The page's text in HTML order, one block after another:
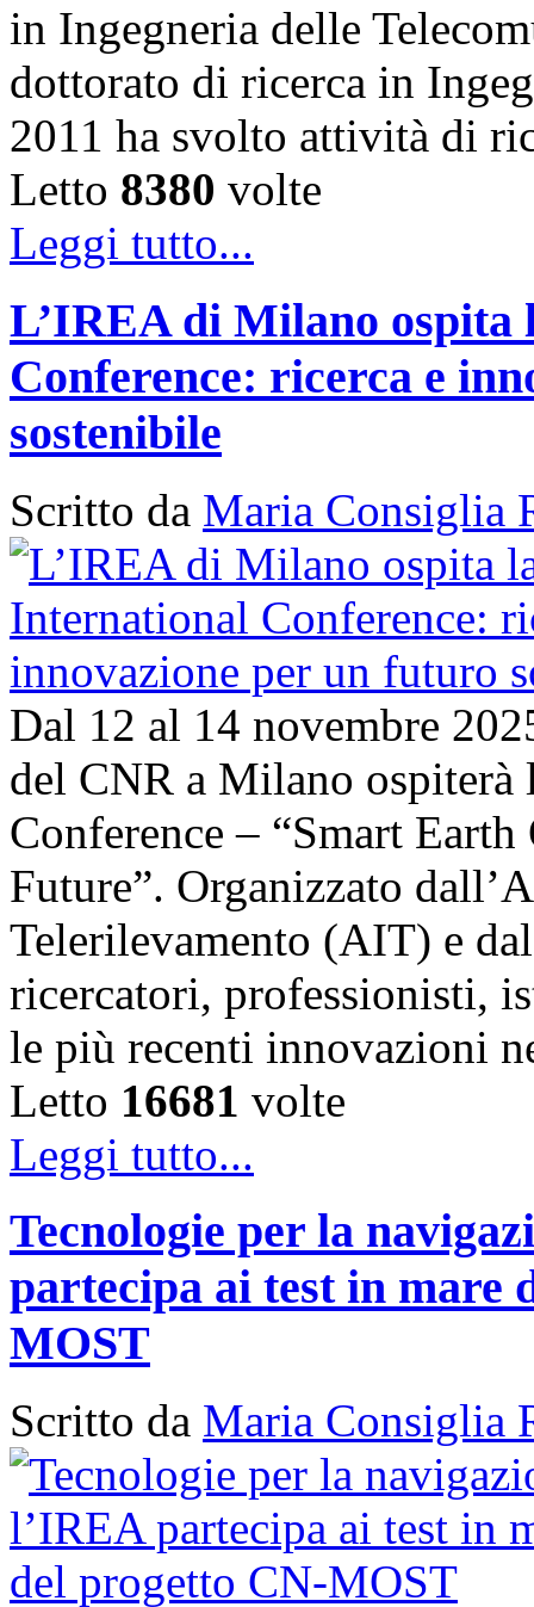
in Ingegneria delle
dottorato di ricerca in
2011 ha svolto attività di
Letto 8380 volte
Leggi tutto...
L’IREA di Milano
Conference: ricerca e
sostenibile
Scritto da Maria Consiglia
Dal 12 al 14 novembre
del CNR a Milano
Conference – “Smart
Future”. Organizzato
Telerilevamento (AIT) e
ricercatori, professionisti,
le più recenti innovazioni
Letto 16681 volte
Leggi tutto...
Tecnologie per la
partecipa ai test in mare
MOST
Scritto da Maria Consiglia